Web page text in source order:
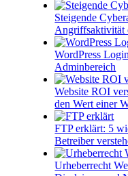
Steigende
Angriffsaktivität
WordPress
Adminbereich
Website ROI
den Wert einer
FTP erklärt: 5
Betreiber
Urheberrecht